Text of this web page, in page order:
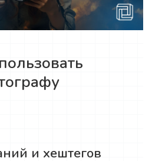
и хештегов